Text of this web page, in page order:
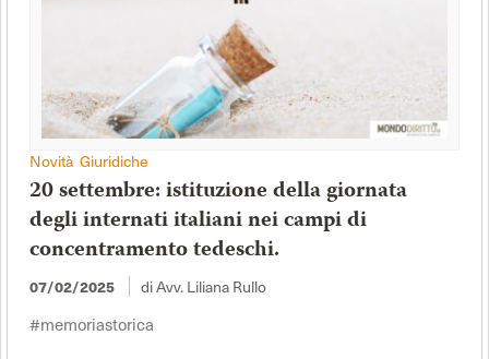
Novità Giuridiche
20 settembre: istituzione della giornata
degli internati italiani nei campi di
concentramento tedeschi.
07/02/2025 di Avv. Liliana Rullo
#memoriastorica